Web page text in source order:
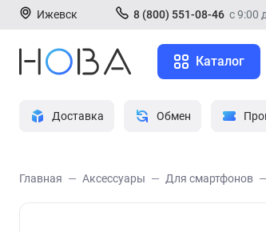
Ижевск 8 (800) 551-08-46 с 9:00
Каталог
Доставка Обмен
Главная Аксессуары Для смартфонов